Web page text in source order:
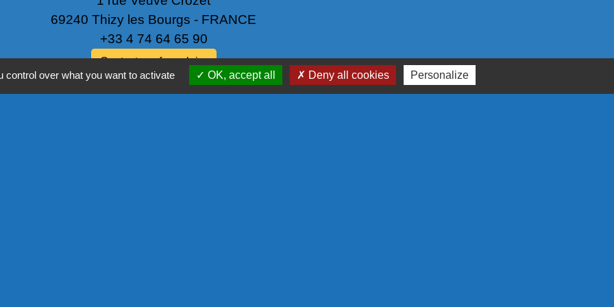
69240 Thizy les Bourgs - FRANCE
+33 4 74 64 65 90
Contact par formulaire
over what you want to activate OK, accept all Deny all cookies Personalize